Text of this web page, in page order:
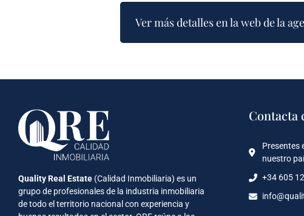
Ver más detalles en la web de la
Quality Real Estate (Calidad Inmobiliaria) es un
grupo de profesionales de la industria inmobiliaria
de todo el territorio nacional con experiencia y
Contacta
Presentes
nuestro
+34 605